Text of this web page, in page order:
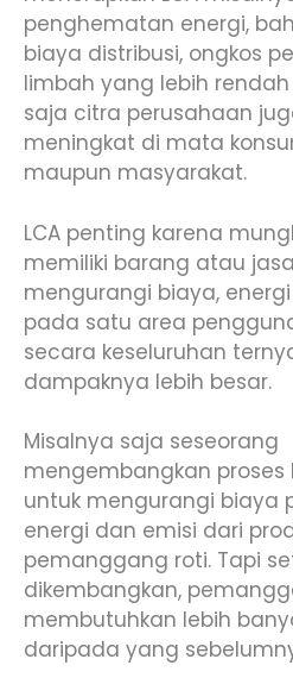
penghematan energi,
biaya distribusi, ongkos
limbah yang lebih
saja citra perusahaan
meningkat di mata
maupun masyarakat.
LCA penting karena
memiliki barang atau
mengurangi biaya,
pada satu area
secara keseluruhan
dampaknya lebih besar.
Misalnya saja seseorang
mengembangkan proses
untuk mengurangi biaya
energi dan emisi dari
pemanggang roti. Tapi
dikembangkan,
membutuhkan lebih
daripada yang